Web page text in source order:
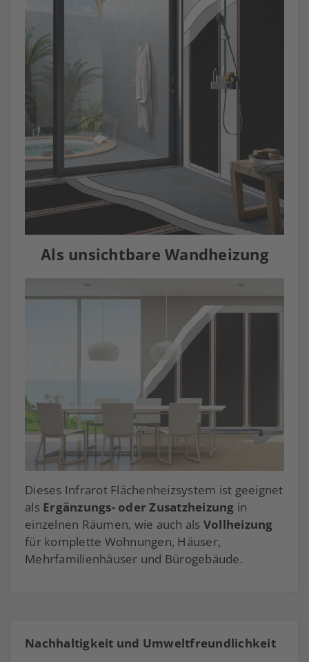
Als unsichtbare Wandheizung
Dieses Infrarot Flächenheizsystem ist geeignet
als Ergänzungs- oder Zusatzheizung in
einzelnen Räumen, wie auch als Vollheizung
für komplette Wohnungen, Häuser,
Mehrfamilienhäuser und Bürogebäude.
Nachhaltigkeit und Umweltfreundlichkeit